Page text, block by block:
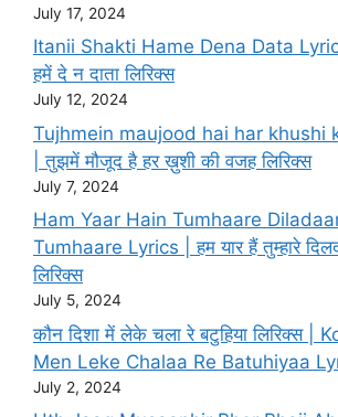
July 17, 2024
Itanii Shakti Hame Dena Data
हमें दे न दाता लिरिक्स
July 12, 2024
Tujhmein maujood hai har khushi
| तुझमें मौजूद है हर ख़ुशी की वजह लिरिक्स
July 7, 2024
Ham Yaar Hain Tumhaare
Tumhaare Lyrics | हम यार हैं तुम्हारे
लिरिक्स
July 5, 2024
कौन दिशा में लेके चला रे बटुहिया लिरिक्स |
Men Leke Chalaa Re Batuhiyaa
July 2, 2024